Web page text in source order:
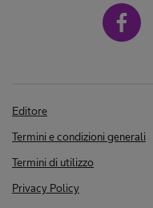
Editore
Termini e condizioni generali
Termini di utilizzo
Privacy Policy